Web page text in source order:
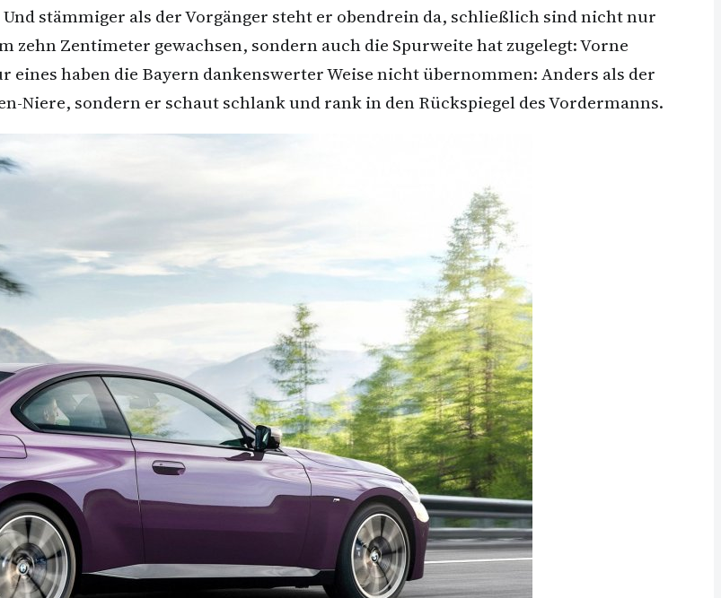
stämmiger als der Vorgänger steht er obendrein da, schließlich sind nicht nur
zehn Zentimeter gewachsen, sondern auch die Spurweite hat zugelegt: Vorne
haben die Bayern dankenswerter Weise nicht übernommen: Anders als der
Niere, sondern er schaut schlank und rank in den Rückspiegel des Vordermanns.